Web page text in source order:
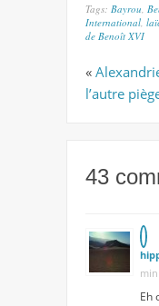
Tags: Bayrou
International
de Benoît XVI
«
l’autre
43
min
Eh